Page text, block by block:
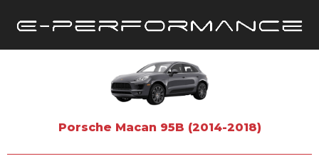
Porsche Macan 95B (2014-2018)